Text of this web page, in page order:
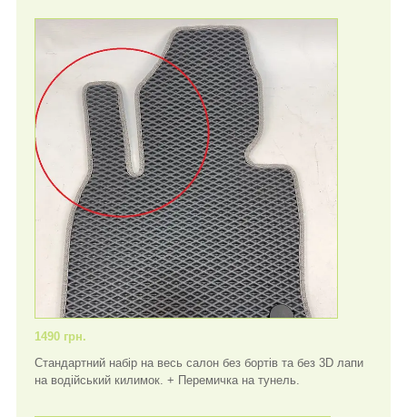
1490 грн.
Стандартний набір на весь салон без бортів та без 3D лапи
на водійський килимок. + Перемичка на тунель.